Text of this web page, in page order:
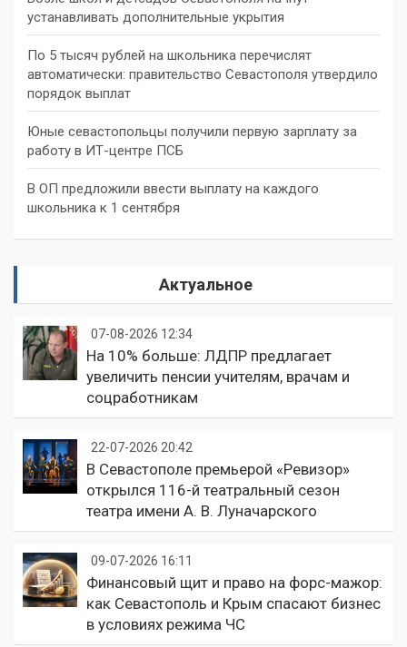
устанавливать дополнительные укрытия
По 5 тысяч рублей на школьника перечислят
автоматически: правительство Севастополя утвердило
порядок выплат
Юные севастопольцы получили первую зарплату за
работу в ИТ-центре ПСБ
В ОП предложили ввести выплату на каждого
школьника к 1 сентября
Актуальное
07-08-2026 12:34
На 10% больше: ЛДПР предлагает
увеличить пенсии учителям, врачам и
соцработникам
22-07-2026 20:42
В Севастополе премьерой «Ревизор»
открылся 116-й театральный сезон
театра имени А. В. Луначарского
09-07-2026 16:11
Финансовый щит и право на форс-мажор:
как Севастополь и Крым спасают бизнес
в условиях режима ЧС